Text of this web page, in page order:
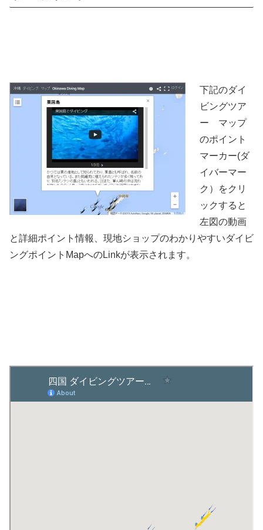
下記のダイ
ビングツア
ー マップ
のポイント
マーカー(ダ
イバーマー
ク）をクリ
ックすると
左図の動画
と詳細ポイント情報、現地ショップのわかりやすいダイビ
ングポイントMapへのLinkが表示されます。